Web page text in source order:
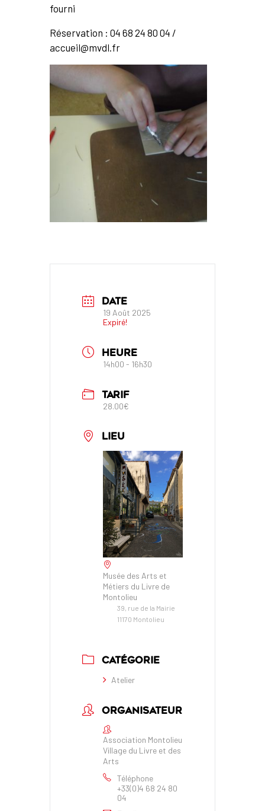
fourni
Réservation : 04 68 24 80 04 /
accueil@mvdl.fr
DATE
19 Août 2025
Expiré!
HEURE
14h00 - 16h30
TARIF
28.00€
LIEU
Musée des Arts et
Métiers du Livre de
Montolieu
39, rue de la Mairie
11170 Montolieu
CATÉGORIE
Atelier
ORGANISATEUR
Association Montolieu
Village du Livre et des
Arts
Téléphone
+33(0)4 68 24 80
04